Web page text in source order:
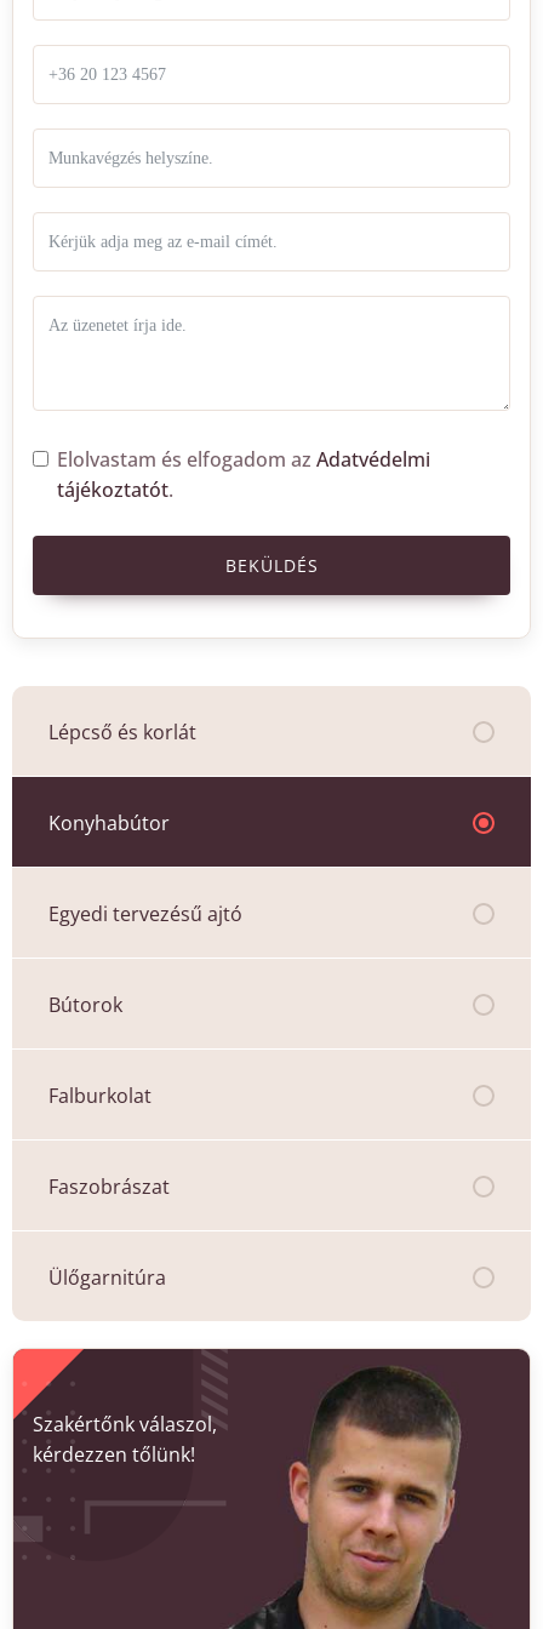
Elolvastam és elfogadom az Adatvédelmi
tájékoztatót.
BEKÜLDÉS
Lépcső és korlát
Konyhabútor
Egyedi tervezésű ajtó
Bútorok
Falburkolat
Faszobrászat
Ülőgarnitúra
Szakértőnk válaszol,
kérdezzen tőlünk!